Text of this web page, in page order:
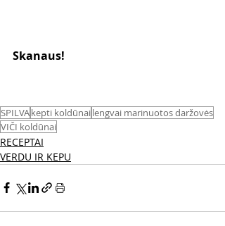
Skanaus!
SPILVAkepti koldūnailengvai marinuotos daržovės
VIČI koldūnai
RECEPTAI
VERDU IR KEPU